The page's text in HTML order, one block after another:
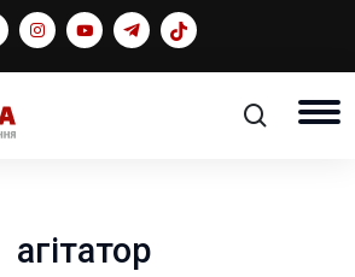
агітатор